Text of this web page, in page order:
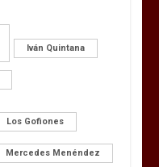
Iván Quintana
Los Gofiones
Mercedes Menéndez